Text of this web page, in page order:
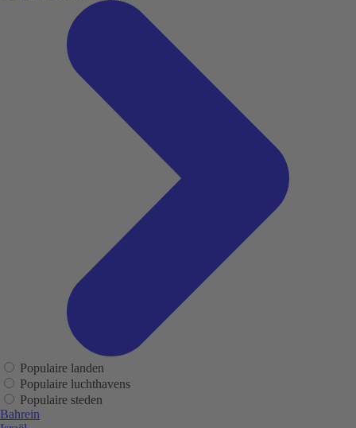
Populaire landen
Populaire luchthavens
Populaire steden
Bahrein